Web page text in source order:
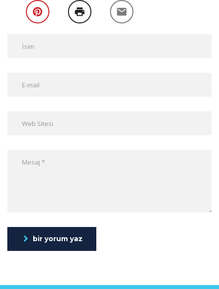
bir yorum yaz